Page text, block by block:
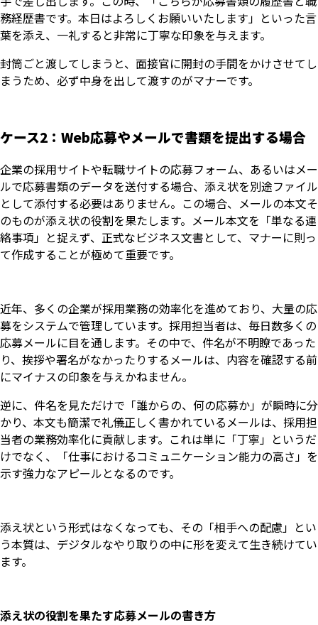
務経歴書です。本日はよろしくお願いいたします」といった言
葉を添え、一礼すると非常に丁寧な印象を与えます。
封筒ごと渡してしまうと、面接官に開封の手間をかけさせてし
まうため、必ず中身を出して渡すのがマナーです。
ケース2：Web応募やメールで書類を提出する場合
企業の採用サイトや転職サイトの応募フォーム、あるいはメー
ルで応募書類のデータを送付する場合、添え状を別途ファイル
として添付する必要はありません。この場合、メールの本文そ
のものが添え状の役割を果たします。メール本文を「単なる連
絡事項」と捉えず、正式なビジネス文書として、マナーに則っ
て作成することが極めて重要です。
近年、多くの企業が採用業務の効率化を進めており、大量の応
募をシステムで管理しています。採用担当者は、毎日数多くの
応募メールに目を通します。その中で、件名が不明瞭であった
り、挨拶や署名がなかったりするメールは、内容を確認する前
にマイナスの印象を与えかねません。
逆に、件名を見ただけで「誰からの、何の応募か」が瞬時に分
かり、本文も簡潔で礼儀正しく書かれているメールは、採用担
当者の業務効率化に貢献します。これは単に「丁寧」というだ
けでなく、「仕事におけるコミュニケーション能力の高さ」を
示す強力なアピールとなるのです。
添え状という形式はなくなっても、その「相手への配慮」とい
う本質は、デジタルなやり取りの中に形を変えて生き続けてい
ます。
添え状の役割を果たす応募メールの書き方